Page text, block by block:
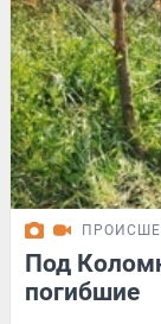
Под
погибшие